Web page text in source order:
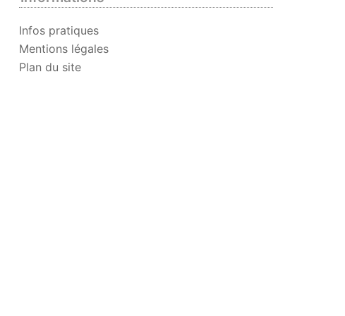
Infos pratiques
Mentions légales
Plan du site